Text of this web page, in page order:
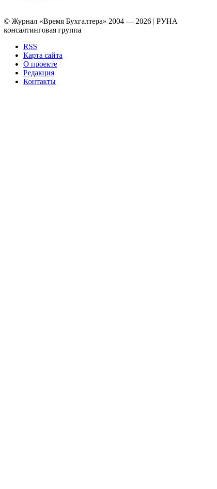
© Журнал «Время Бухгалтера» 2004 — 2026 | РУНА
консалтинговая группа
RSS
Карта сайта
О проекте
Редакция
Контакты